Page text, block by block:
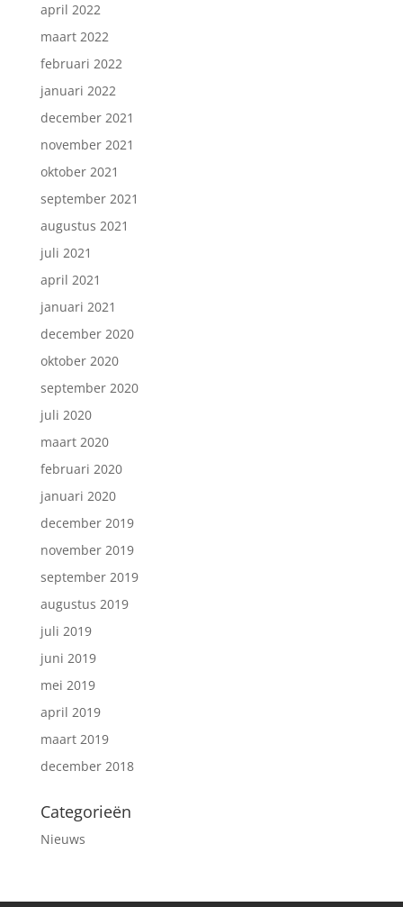
april 2022
maart 2022
februari 2022
januari 2022
december 2021
november 2021
oktober 2021
september 2021
augustus 2021
juli 2021
april 2021
januari 2021
december 2020
oktober 2020
september 2020
juli 2020
maart 2020
februari 2020
januari 2020
december 2019
november 2019
september 2019
augustus 2019
juli 2019
juni 2019
mei 2019
april 2019
maart 2019
december 2018
Categorieën
Nieuws